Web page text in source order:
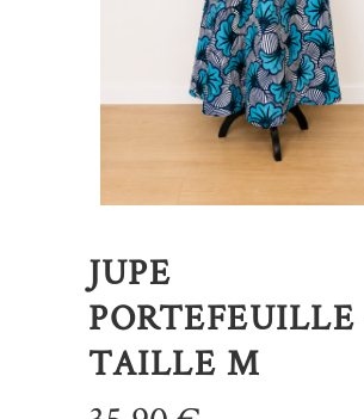
JUPE
PORTEFEUILLE
TAILLE M